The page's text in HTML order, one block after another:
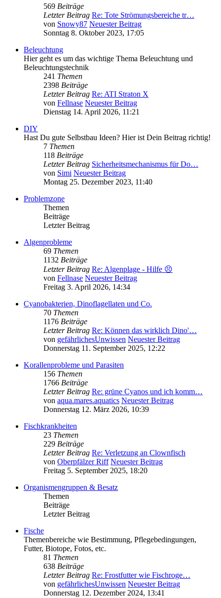
569 Beiträge
Letzter Beitrag Re: Tote Strömungsbereiche tr…
von Snowy87 Neuester Beitrag
Sonntag 8. Oktober 2023, 17:05
Beleuchtung
Hier geht es um das wichtige Thema Beleuchtung und
Beleuchtungstechnik
241 Themen
2398 Beiträge
Letzter Beitrag Re: ATI Straton X
von Fellnase Neuester Beitrag
Dienstag 14. April 2026, 11:21
DIY
Hast Du gute Selbstbau Ideen? Hier ist Dein Beitrag richtig!
7 Themen
118 Beiträge
Letzter Beitrag Sicherheitsmechanismus für Do…
von Simi Neuester Beitrag
Montag 25. Dezember 2023, 11:40
Problemzone
Themen
Beiträge
Letzter Beitrag
Algenprobleme
69 Themen
1132 Beiträge
Letzter Beitrag Re: Algenplage - Hilfe 😣
von Fellnase Neuester Beitrag
Freitag 3. April 2026, 14:34
Cyanobakterien, Dinoflagellaten und Co.
70 Themen
1176 Beiträge
Letzter Beitrag Re: Können das wirklich Dino'…
von gefährlichesUnwissen Neuester Beitrag
Donnerstag 11. September 2025, 12:22
Korallenprobleme und Parasiten
156 Themen
1766 Beiträge
Letzter Beitrag Re: grüne Cyanos und ich komm…
von aqua.mares.aquatics Neuester Beitrag
Donnerstag 12. März 2026, 10:39
Fischkrankheiten
23 Themen
229 Beiträge
Letzter Beitrag Re: Verletzung an Clownfisch
von Oberpfälzer Riff Neuester Beitrag
Freitag 5. September 2025, 18:20
Organismengruppen & Besatz
Themen
Beiträge
Letzter Beitrag
Fische
Themenbereiche wie Bestimmung, Pflegebedingungen,
Futter, Biotope, Fotos, etc.
81 Themen
638 Beiträge
Letzter Beitrag Re: Frostfutter wie Fischroge…
von gefährlichesUnwissen Neuester Beitrag
Donnerstag 12. Dezember 2024, 13:41